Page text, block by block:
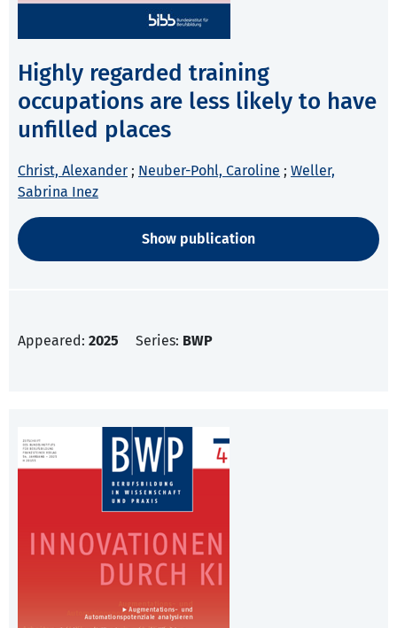
Highly regarded training
occupations are less likely to have
unfilled places
Christ, Alexander ; Neuber-Pohl, Caroline ; Weller,
Sabrina Inez
Show publication
Appeared: 2025 Series: BWP